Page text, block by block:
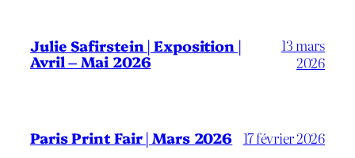
Julie Safirstein | Exposition |
Avril – Mai 2026
13 mars
2026
Paris Print Fair | Mars 2026 17 février 2026